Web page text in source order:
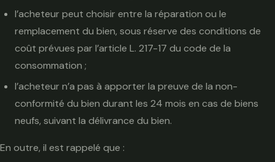
l’acheteur peut choisir entre la réparation ou le
remplacement du bien, sous réserve des conditions de
coût prévues par l’article L. 217-17 du code de la
consommation ;
l’acheteur n’a pas à apporter la preuve de la non-
conformité du bien durant les 24 mois en cas de biens
neufs, suivant la délivrance du bien.
En outre, il est rappelé que :